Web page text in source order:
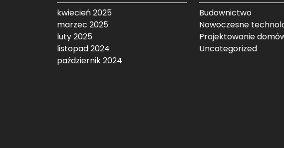
kwiecień 2025
marzec 2025
luty 2025
listopad 2024
październik 2024
Budownictwo
Nowoczesne
Projektowanie
Uncategorized